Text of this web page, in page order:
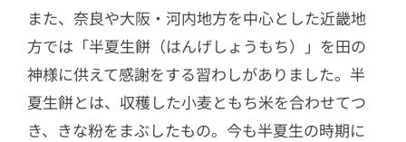
また、奈良や大阪・河内地方を中心とした近畿地
方では「半夏生餅（はんげしょうもち）」を田の
神様に供えて感謝をする習わしがありました。半
夏生餅とは、収穫した小麦ともち米を合わせてつ
き、きな粉をまぶしたもの。今も半夏生の時期に